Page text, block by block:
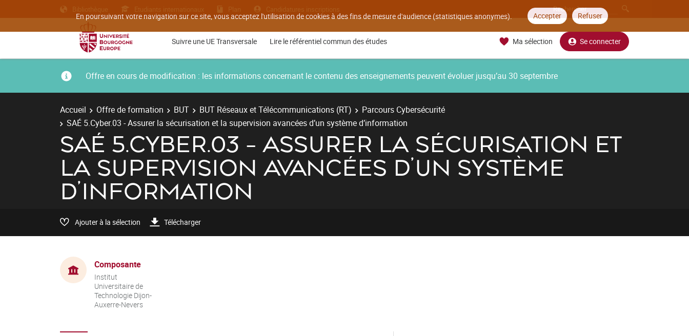
En poursuivant votre navigation sur ce site, vous acceptez l'utilisation de cookies à des fins de mesure d'audience (statistiques anonymes). Accepter Refuser
Bibliothèque Etudiants internationaux Plan Candidatures inscriptions
Suivre une UE Transversale Lire le référentiel commun des études Ma sélection Se connecter
Offre en cours de modification : les informations concernant le contenu des enseignements peuvent évoluer jusqu’au 30 septembre
Accueil Offre de formation BUT BUT Réseaux et Télécommunications (RT)
Parcours Cybersécurité
SAÉ 5.Cyber.03 - Assurer la sécurisation et la supervision avancées d’un système d’information
SAÉ 5.CYBER.03 - ASSURER LA SÉCURISATION ET
LA SUPERVISION AVANCÉES D’UN SYSTÈME
D’INFORMATION
Ajouter à la sélection Télécharger
Composante
Institut
Universitaire de
Technologie Dijon-
Auxerre-Nevers